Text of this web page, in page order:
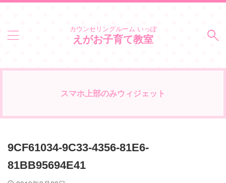
カウンセリングルーム いっぽ
えがお子育て教室
スマホ上部のみウィジェット
9CF61034-9C33-4356-81E6-
81BB95694E41